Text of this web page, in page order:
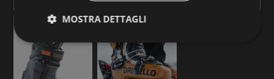
MOSTRA DETTAGLI